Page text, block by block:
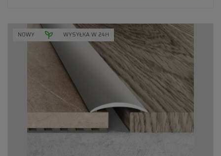
NOWY WYSYŁKA W 24H